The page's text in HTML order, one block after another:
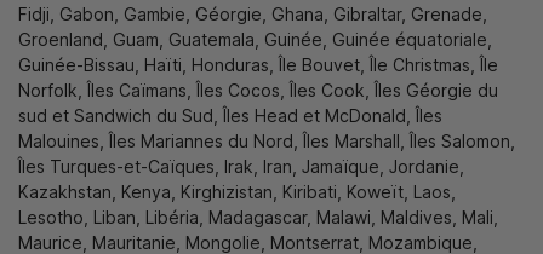
Fidji, Gabon, Gambie, Géorgie, Ghana, Gibraltar, Grenade,
Groenland, Guam, Guatemala, Guinée, Guinée équatoriale,
Guinée-Bissau, Haïti, Honduras, Île Bouvet, Île Christmas, Île
Norfolk, Îles Caïmans, Îles Cocos, Îles Cook, Îles Géorgie du
sud et Sandwich du Sud, Îles Head et McDonald, Îles
Malouines, Îles Mariannes du Nord, Îles Marshall, Îles Salomon,
Îles Turques-et-Caïques, Irak, Iran, Jamaïque, Jordanie,
Kazakhstan, Kenya, Kirghizistan, Kiribati, Koweït, Laos,
Lesotho, Liban, Libéria, Madagascar, Malawi, Maldives, Mali,
Maurice, Mauritanie, Mongolie, Montserrat, Mozambique,